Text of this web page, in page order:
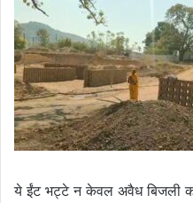
ये ईंट भट्टे न केवल अवैध बिजली